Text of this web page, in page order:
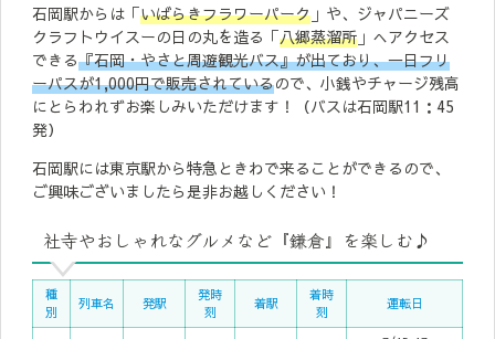
石岡駅からは「いばらきフラワーパーク 」や、ジャパニーズ
クラフトウイスーの日の丸を造る「八郷蒸溜所 」へアクセス
できる『石岡・やさと周遊観光バス』が出ており、一日フリ
ーパスが1,000円で販売されているので、小銭やチャージ残高
にとらわれずお楽しみいただけます！（バスは石岡駅11：45
発）
石岡駅には東京駅から特急ときわで来ることができるので、
ご興味ございましたら是非お越しください！
社寺やおしゃれなグルメなど『鎌倉』を楽しむ♪
種
別
列車名 発駅
発時
刻
着駅
着時
刻
運転日